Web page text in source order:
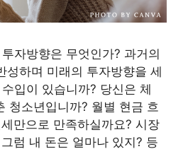
자방향은 무엇인가? 과거의
성하며 미래의 투자방향을 세
입이 있습니까? 당신은 체
청소년입니까? 월별 현금 흐
만으로 만족하실까요? 시장
럼 내 돈은 얼마나 있지? 등